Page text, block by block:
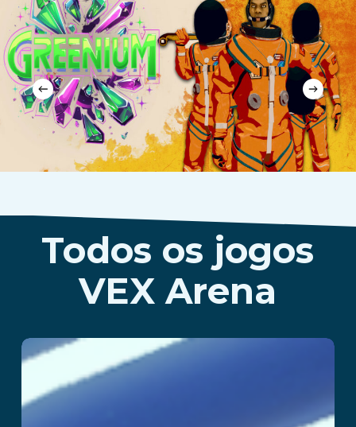
Todos os jogos
VEX Arena
SuperHero